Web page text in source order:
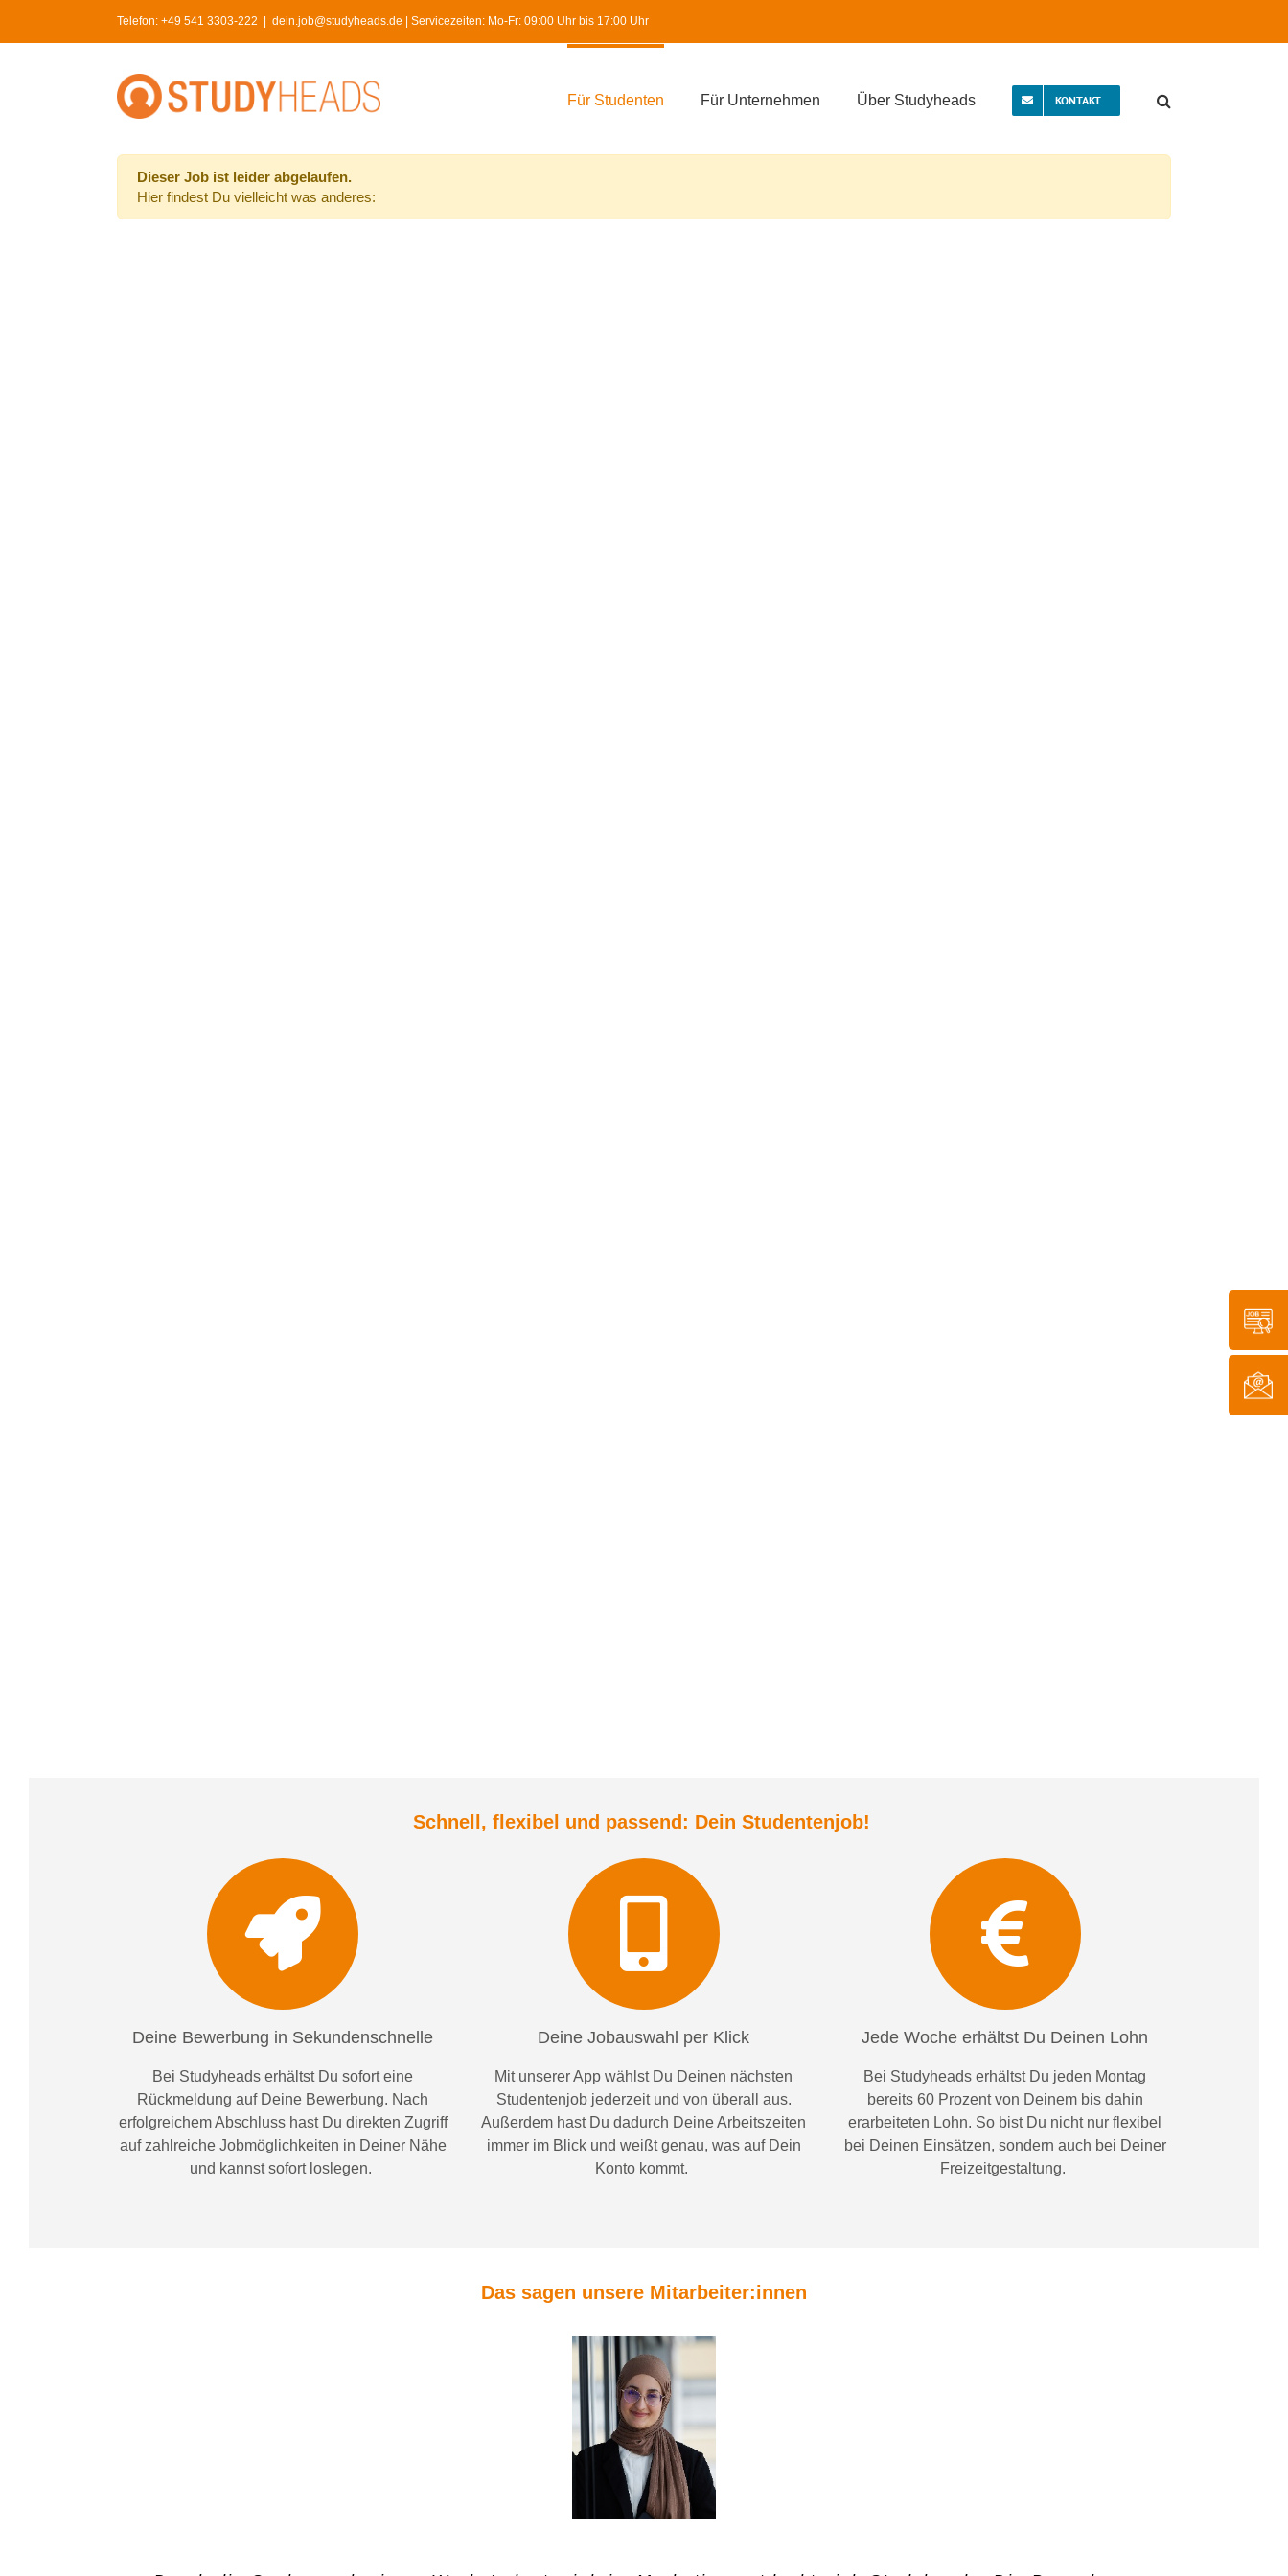
Telefon: +49 541 3303-222 dein.job@studyheads.de | Servicezeiten: Mo-Fr: 09:00 Uhr bis 17:00 Uhr
Für Studenten Für Unternehmen Über Studyheads KONTAKT
Dieser Job ist leider abgelaufen.
Hier findest Du vielleicht was anderes:
Schnell, flexibel und passend: Dein Studentenjob!
Deine Bewerbung in Sekundenschnelle
Bei Studyheads erhältst Du sofort eine
Rückmeldung auf Deine Bewerbung. Nach
erfolgreichem Abschluss hast Du direkten Zugriff
auf zahlreiche Jobmöglichkeiten in Deiner Nähe
und kannst sofort loslegen.
Deine Jobauswahl per Klick
Mit unserer App wählst Du Deinen nächsten
Studentenjob jederzeit und von überall aus.
Außerdem hast Du dadurch Deine Arbeitszeiten
immer imBlick und weißtgenau, was auf Dein
Konto kommt.
Jede Woche erhältst Du Deinen Lohn
Bei Studyheads erhältst Du jeden Montag
bereits 60 Prozent von Deinem bis dahin
erarbeiteten Lohn. So bist Du nicht nur flexibel
bei Deinen Einsätzen, sondern auch bei Deiner
Freizeitgestaltung.
Das sagen unsere Mitarbeiter:innen